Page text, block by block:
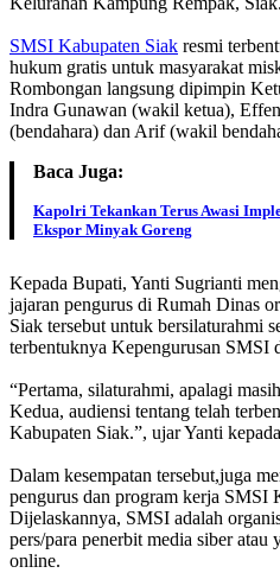
SMSI Kabupaten Siak resmi
hukum gratis untuk masyarakat
Rombongan langsung dipimpin
Indra Gunawan (wakil ketua),
(bendahara) dan Arif (wakil
Baca Juga:
Kapolri Tekankan Terus Awasi
Ekspor Minyak Goreng
Kepada Bupati, Yanti Sugrianti
jajaran pengurus di Rumah Dinas
Siak tersebut untuk bersilaturahmi
terbentuknya Kepengurusan SMSI
“Pertama, silaturahmi, apalagi
Kedua, audiensi tentang telah
Kabupaten Siak.”, ujar Yanti
Dalam kesempatan tersebut,juga
pengurus dan program kerja SMSI
Dijelaskannya, SMSI adalah
pers/para penerbit media siber
online.